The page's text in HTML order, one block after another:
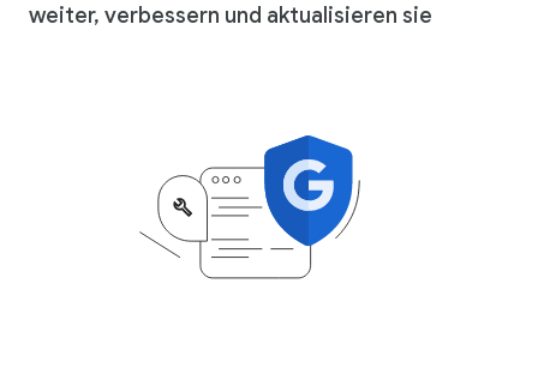
weiter, verbessern und aktualisieren sie